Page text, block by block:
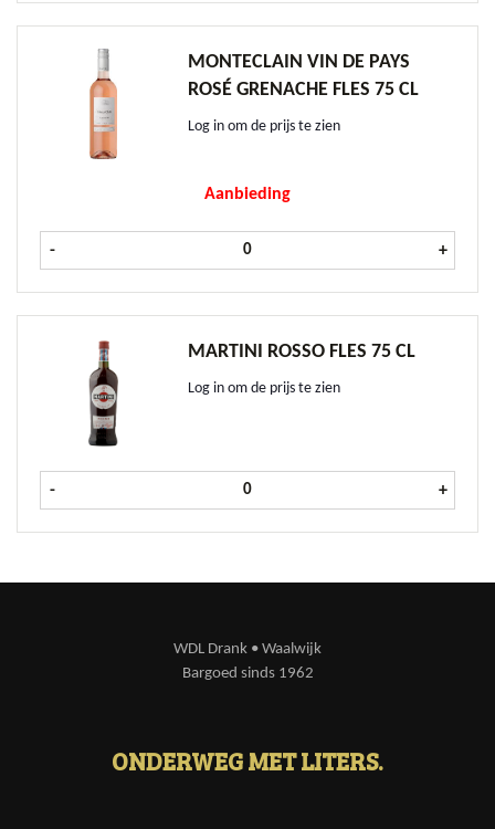
MONTECLAIN VIN DE PAYS
ROSÉ GRENACHE FLES 75 CL
Log in om de prijs te zien
Aanbieding
- Monteclain Vin de Pays Rosé
+
MARTINI ROSSO FLES 75 CL
Log in om de prijs te zien
- Martini Rosso fles 75 cl aantal
+
WDL Drank • Waalwijk
Bargoed sinds 1962
ONDERWEG MET LITERS.